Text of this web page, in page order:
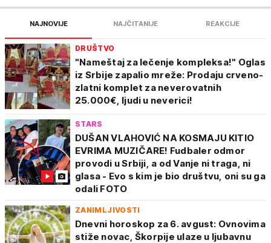
NAJNOVIJE NAJČITANIJE REAKCIJE
DRUŠTVO
"Nameštaj za lečenje kompleksa!" Oglas
iz Srbije zapalio mreže: Prodaju crveno-
zlatni komplet za neverovatnih
25.000€, ljudi u neverici!
STARS
DUŠAN VLAHOVIĆ NA KOSMAJU KITIO
EVRIMA MUZIČARE! Fudbaler odmor
provodi u Srbiji, a od Vanje ni traga, ni
glasa - Evo s kim je bio društvu, oni su ga
odali FOTO
ZANIMLJIVOSTI
Dnevni horoskop za 6. avgust: Ovnovima
stiže novac, Škorpije ulaze u ljubavnu